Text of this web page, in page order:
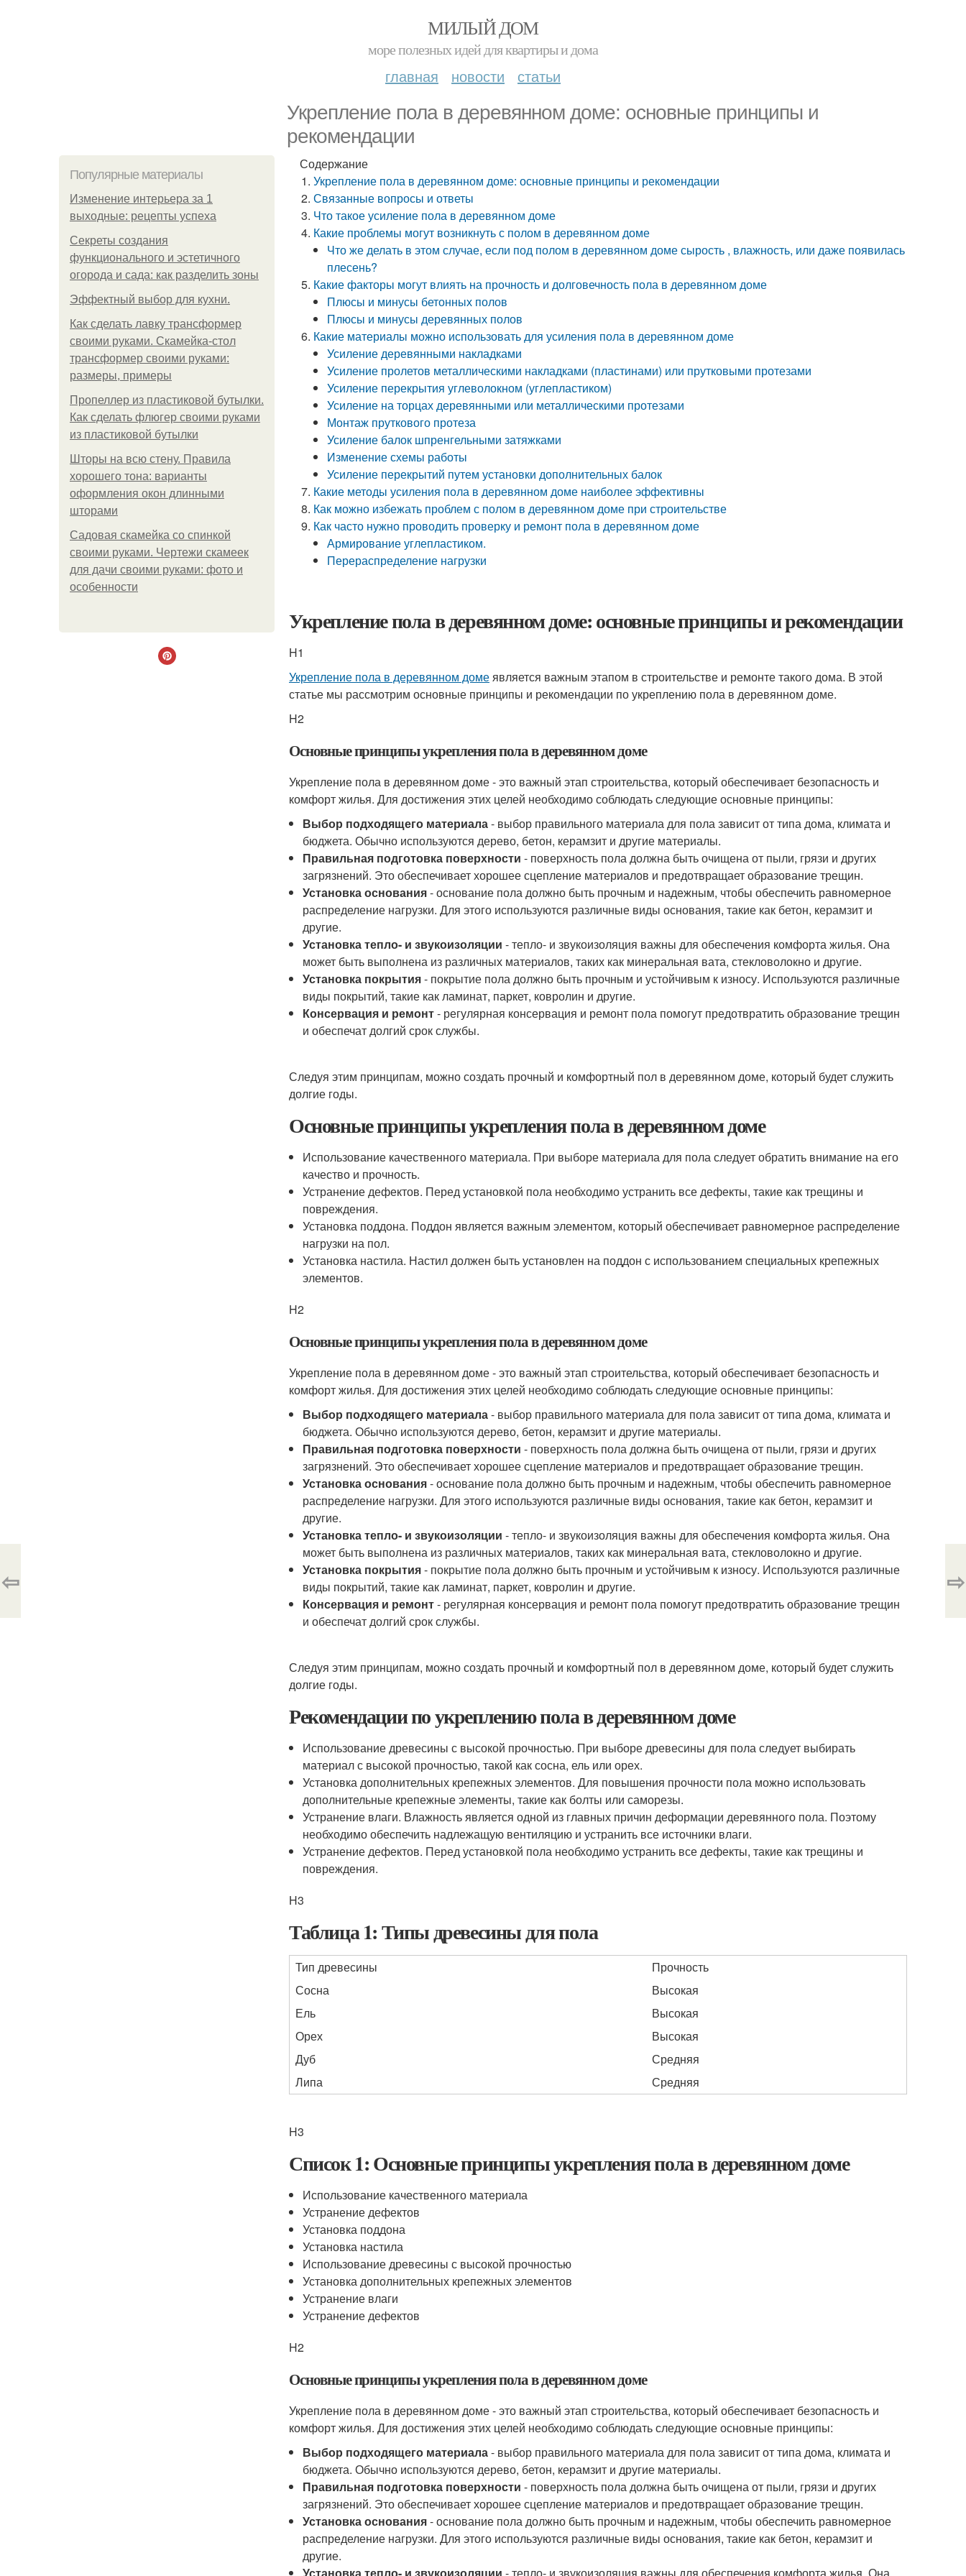
МИЛЫЙ ДОМ
море полезных идей для квартиры и дома
главная новости статьи
Укрепление пола в деревянном доме: основные принципы и
рекомендации
Популярные материалы
Изменение интерьера за 1
выходные: рецепты успеха
Секреты создания
функционального и эстетичного
огорода и сада: как разделить зоны
Эффектный выбор для кухни.
Как сделать лавку трансформер
своими руками. Скамейка-стол
трансформер своими руками:
размеры, примеры
Пропеллер из пластиковой бутылки.
Как сделать флюгер своими руками
из пластиковой бутылки
Шторы на всю стену. Правила
хорошего тона: варианты
оформления окон длинными
шторами
Садовая скамейка со спинкой
своими руками. Чертежи скамеек
для дачи своими руками: фото и
особенности
Содержание
Укрепление пола в деревянном доме: основные принципы и рекомендации
Связанные вопросы и ответы
Что такое усиление пола в деревянном доме
Какие проблемы могут возникнуть с полом в деревянном доме
Что же делать в этом случае, если под полом в деревянном доме сырость , влажность, или даже появилась
плесень?
Какие факторы могут влиять на прочность и долговечность пола в деревянном доме
Плюсы и минусы бетонных полов
Плюсы и минусы деревянных полов
Какие материалы можно использовать для усиления пола в деревянном доме
Усиление деревянными накладками
Усиление пролетов металлическими накладками (пластинами) или прутковыми протезами
Усиление перекрытия углеволокном (углепластиком)
Усиление на торцах деревянными или металлическими протезами
Монтаж пруткового протеза
Усиление балок шпренгельными затяжками
Изменение схемы работы
Усиление перекрытий путем установки дополнительных балок
Какие методы усиления пола в деревянном доме наиболее эффективны
Как можно избежать проблем с полом в деревянном доме при строительстве
Как часто нужно проводить проверку и ремонт пола в деревянном доме
Армирование углепластиком.
Перераспределение нагрузки
Укрепление пола в деревянном доме: основные принципы и рекомендации
H1
Укрепление пола в деревянном домеявляется важным этапом в строительстве и ремонте такого дома. В этой
статье мы рассмотрим основные принципы и рекомендации по укреплению пола в деревянном доме.
H2
Основные принципы укрепления пола в деревянном доме
Укрепление пола в деревянном доме - это важный этап строительства, который обеспечивает безопасность и
комфорт жилья. Для достижения этих целей необходимо соблюдать следующие основные принципы:
Выбор подходящего материала- выбор правильного материала для пола зависит от типа дома, климата и
бюджета. Обычно используются дерево, бетон, керамзит и другие материалы.
Правильная подготовка поверхности - поверхность пола должна быть очищена от пыли, грязи и других
загрязнений. Это обеспечивает хорошее сцепление материалов и предотвращает образование трещин.
Установка основания- основание пола должно быть прочным и надежным, чтобы обеспечить равномерное
распределение нагрузки. Для этого используются различные виды основания, такие как бетон, керамзит и
другие.
Установка тепло- и звукоизоляции - тепло- и звукоизоляция важны для обеспечения комфорта жилья. Она
может быть выполнена из различных материалов, таких как минеральная вата, стекловолокно и другие.
Установка покрытия- покрытие пола должно быть прочным и устойчивым к износу. Используются различные
виды покрытий, такие как ламинат, паркет, ковролин и другие.
Консервация и ремонт- регулярная консервация и ремонт пола помогут предотвратить образование трещин
и обеспечат долгий срок службы.
Следуя этим принципам, можно создать прочный и комфортный пол в деревянном доме, который будет служить
долгие годы.
Основные принципы укрепления пола в деревянном доме
Использование качественного материала. При выборе материала для пола следует обратить внимание на его
качество и прочность.
Устранение дефектов. Перед установкой пола необходимо устранить все дефекты, такие как трещины и
повреждения.
Установка поддона. Поддон является важным элементом, который обеспечивает равномерное распределение
нагрузки на пол.
Установка настила. Настил должен быть установлен на поддон с использованием специальных крепежных
элементов.
H2
Основные принципы укрепления пола в деревянном доме
Укрепление пола в деревянном доме - это важный этап строительства, который обеспечивает безопасность и
комфорт жилья. Для достижения этих целей необходимо соблюдать следующие основные принципы:
Выбор подходящего материала- выбор правильного материала для пола зависит от типа дома, климата и
бюджета. Обычно используются дерево, бетон, керамзит и другие материалы.
Правильная подготовка поверхности - поверхность пола должна быть очищена от пыли, грязи и других
загрязнений. Это обеспечивает хорошее сцепление материалов и предотвращает образование трещин.
Установка основания- основание пола должно быть прочным и надежным, чтобы обеспечить равномерное
распределение нагрузки. Для этого используются различные виды основания, такие как бетон, керамзит и
другие.
Установка тепло- и звукоизоляции - тепло- и звукоизоляция важны для обеспечения комфорта жилья. Она
может быть выполнена из различных материалов, таких как минеральная вата, стекловолокно и другие.
Установка покрытия- покрытие пола должно быть прочным и устойчивым к износу. Используются различные
виды покрытий, такие как ламинат, паркет, ковролин и другие.
Консервация и ремонт- регулярная консервация и ремонт пола помогут предотвратить образование трещин
и обеспечат долгий срок службы.
Следуя этим принципам, можно создать прочный и комфортный пол в деревянном доме, который будет служить
долгие годы.
Рекомендации по укреплению пола в деревянном доме
Использование древесины с высокой прочностью. При выборе древесины для пола следует выбирать
материал с высокой прочностью, такой как сосна, ель или орех.
Установка дополнительных крепежных элементов. Для повышения прочности пола можно использовать
дополнительные крепежные элементы, такие как болты или саморезы.
Устранение влаги. Влажность является одной из главных причин деформации деревянного пола. Поэтому
необходимо обеспечить надлежащую вентиляцию и устранить все источники влаги.
Устранение дефектов. Перед установкой пола необходимо устранить все дефекты, такие как трещины и
повреждения.
H3
Таблица 1: Типы древесины для пола
Тип древесины
Прочность
Сосна
Высокая
Ель
Высокая
Орех
Высокая
Дуб
Средняя
Липа
Средняя
H3
Список 1: Основные принципы укрепления пола в деревянном доме
Использование качественного материала
Устранение дефектов
Установка поддона
Установка настила
Использование древесины с высокой прочностью
Установка дополнительных крепежных элементов
Устранение влаги
Устранение дефектов
H2
Основные принципы укрепления пола в деревянном доме
Укрепление пола в деревянном доме - это важный этап строительства, который обеспечивает безопасность и
комфорт жилья. Для достижения этих целей необходимо соблюдать следующие основные принципы:
Выбор подходящего материала- выбор правильного материала для пола зависит от типа дома, климата и
бюджета. Обычно используются дерево, бетон, керамзит и другие материалы.
Правильная подготовка поверхности - поверхность пола должна быть очищена от пыли, грязи и других
загрязнений. Это обеспечивает хорошее сцепление материалов и предотвращает образование трещин.
Установка основания- основание пола должно быть прочным и надежным, чтобы обеспечить равномерное
распределение нагрузки. Для этого используются различные виды основания, такие как бетон, керамзит и
другие.
⇦ ⇨